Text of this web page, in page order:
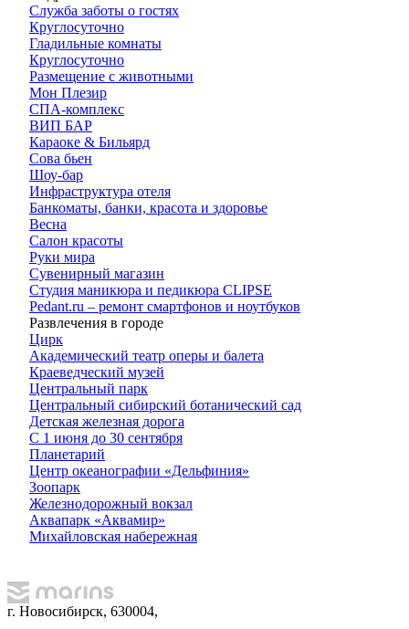
Служба заботы о гостях
Круглосуточно
Гладильные комнаты
Круглосуточно
Размещение с животными
Мон Плезир
СПА-комплекс
ВИП БАР
Караоке & Бильярд
Сова бьен
Шоу-бар
Инфраструктура отеля
Банкоматы, банки, красота и здоровье
Весна
Салон красоты
Руки мира
Сувенирный магазин
Студия маникюра и педикюра CLIPSE
Pedant.ru – ремонт смартфонов и ноутбуков
Развлечения в городе
Цирк
Академический театр оперы и балета
Краеведческий музей
Центральный парк
Центральный сибирский ботанический сад
Детская железная дорога
С 1 июня до 30 сентября
Планетарий
Центр океанографии «Дельфиния»
Зоопарк
Железнодорожный вокзал
Аквапарк «Аквамир»
Михайловская набережная
г. Новосибирск, 630004,